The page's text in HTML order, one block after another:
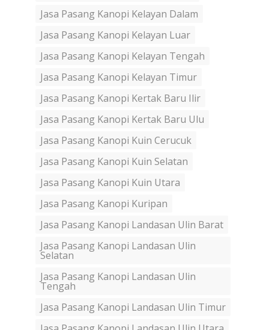
Jasa Pasang Kanopi Kelayan Dalam
Jasa Pasang Kanopi Kelayan Luar
Jasa Pasang Kanopi Kelayan Tengah
Jasa Pasang Kanopi Kelayan Timur
Jasa Pasang Kanopi Kertak Baru Ilir
Jasa Pasang Kanopi Kertak Baru Ulu
Jasa Pasang Kanopi Kuin Cerucuk
Jasa Pasang Kanopi Kuin Selatan
Jasa Pasang Kanopi Kuin Utara
Jasa Pasang Kanopi Kuripan
Jasa Pasang Kanopi Landasan Ulin Barat
Jasa Pasang Kanopi Landasan Ulin
Selatan
Jasa Pasang Kanopi Landasan Ulin
Tengah
Jasa Pasang Kanopi Landasan Ulin Timur